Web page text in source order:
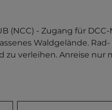
(NCC) - Zugang für
Waldgelände.
zu verleihen. Anreise